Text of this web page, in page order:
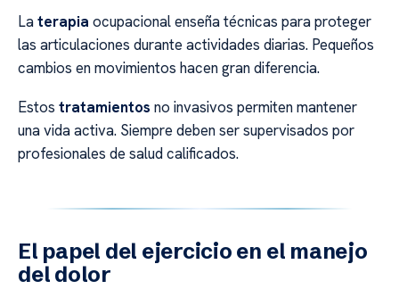
Laterapia ocupacional enseña técnicas para proteger
las articulaciones durante actividades diarias. Pequeños
cambios en movimientos hacen gran diferencia.
Estos tratamientos no invasivos permiten mantener
una vida activa. Siempre deben ser supervisados por
profesionales de salud calificados.
El papel del ejercicio en el manejo
del dolor